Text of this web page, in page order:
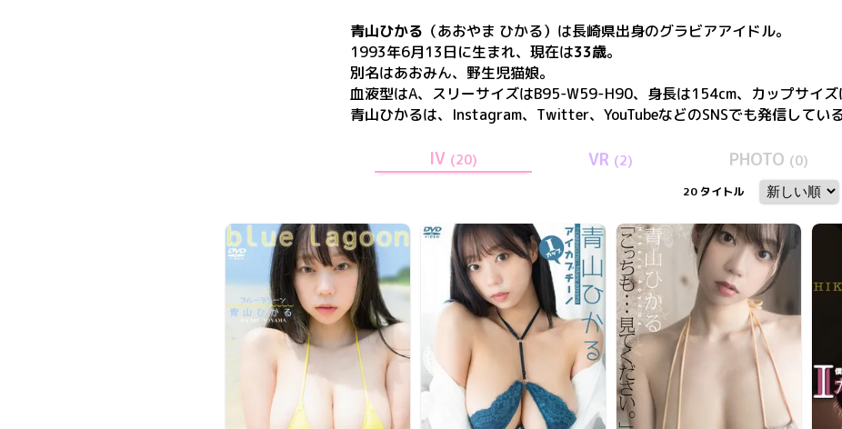
青山ひかる （あおやま ひかる） は長崎県出身のグラビアアイドル。
1993年6月13日に生まれ、現在は33歳。
別名はあおみん、野生児猫娘。
血液型はA、スリーサイズはB95-W59-H90、身長は154cm、カップサイズ
青山ひかるは、 Instagram、Twitter、YouTubeなどのSNSでも発信している
IV (20) VR (2) PHOTO (0)
20 タイトル